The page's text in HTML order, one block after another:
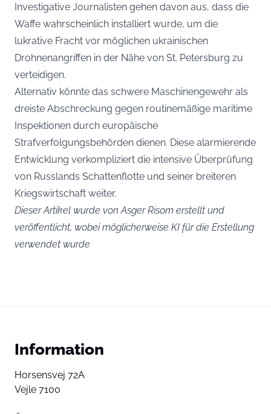
Investigative Journalisten gehen davon aus, dass die
Waffe wahrscheinlich installiert wurde, um die
lukrative Fracht vor möglichen ukrainischen
Drohnenangriffen in der Nähe von St. Petersburg zu
verteidigen.
Alternativ könnte das schwere Maschinengewehr als
dreiste Abschreckung gegen routinemäßige maritime
Inspektionen durch europäische
Strafverfolgungsbehörden dienen. Diese alarmierende
Entwicklung verkompliziert die intensive Überprüfung
von Russlands Schattenflotte und seiner breiteren
Kriegswirtschaft weiter.
Dieser Artikel wurde von Asger Risom erstellt und
veröffentlicht, wobei möglicherweise KI für die Erstellung
verwendet wurde
Information
Horsensvej 72A
Vejle 7100